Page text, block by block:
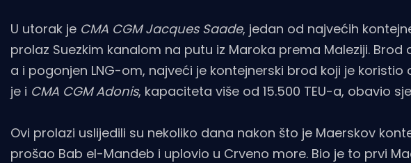
U utorak je CMA CGM Jacques Saade, jedan od najvećih
prolaz Suezkim kanalom na putu iz Maroka prema Maleziji.
a i pogonjen LNG-om, najveći je kontejnerski brod koji je
je i CMA CGM Adonis, kapaciteta više od 15.500 TEU-a, obavio
Ovi prolazi uslijedili su nekoliko dana nakon što je Maerskov
prošao Bab el-Mandeb i uplovio u Crveno more. Bio je to prvi